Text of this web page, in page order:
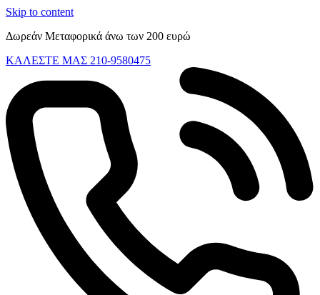
Skip to content
Δωρεάν Μεταφορικά άνω των 200 ευρώ
ΚΑΛΕΣΤΕ ΜΑΣ 210-9580475